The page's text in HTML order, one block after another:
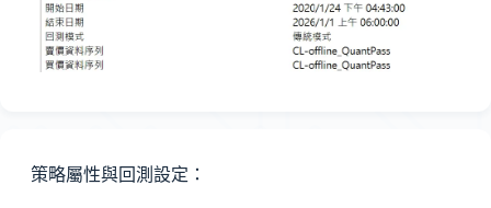
策略屬性與回測設定：